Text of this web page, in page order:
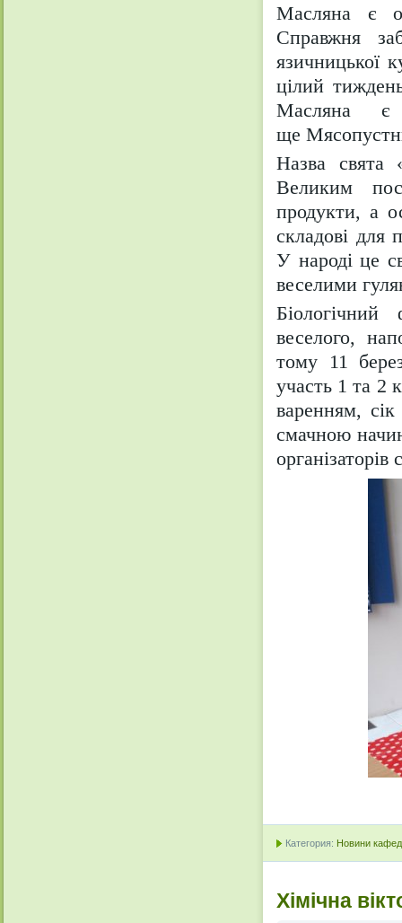
Масляна є
Справжня
язичницької
цілий
Масляна є
ще
Назва
Великим
продукти, а
складові для
У народі це
веселими
веселого,
тому 11
участь 1 та 2
варенням,
смачною
організаторів
Категория: Новини
Хімічна